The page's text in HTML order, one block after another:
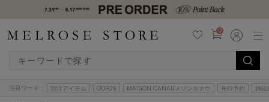
0
注目ワード： 別注アイテム OOFOS MAISON CANAUメゾンカナウ 先行予約 雑誌